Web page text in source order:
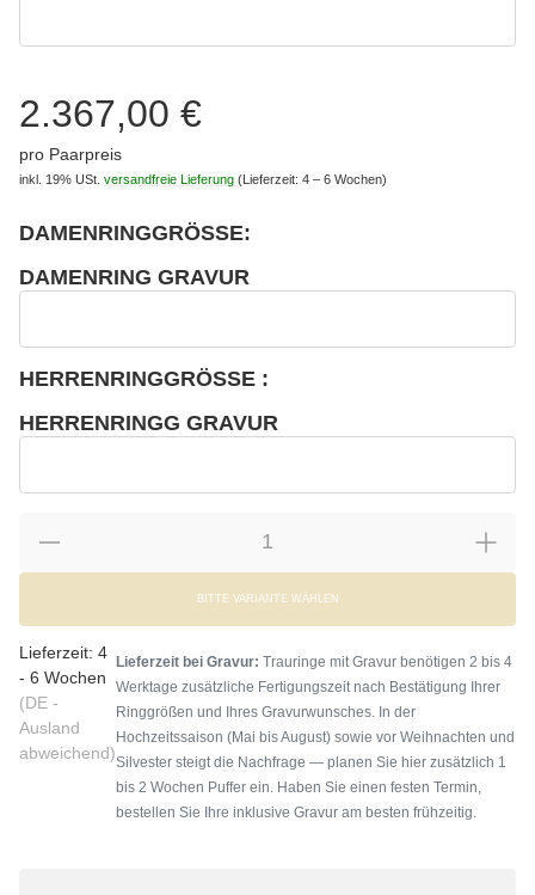
2.367,00 €
pro Paarpreis
inkl. 19% USt. versandfreie Lieferung (Lieferzeit: 4 – 6 Wochen)
DAMENRINGGRÖSSE:
DAMENRING GRAVUR
HERRENRINGGRÖSSE :
HERRENRINGG GRAVUR
BITTE VARIANTE WÄHLEN
Lieferzeit: 4
- 6 Wochen
(DE -
Ausland
abweichend)
Lieferzeit bei Gravur: Trauringe mit Gravur benötigen 2 bis 4
Werktage zusätzliche Fertigungszeit nach Bestätigung Ihrer
Ringgrößen und Ihres Gravurwunsches. In der
Hochzeitssaison (Mai bis August) sowie vor Weihnachten und
Silvester steigt die Nachfrage — planen Sie hier zusätzlich 1
bis 2 Wochen Puffer ein. Haben Sie einen festen Termin,
bestellen Sie Ihre inklusive Gravur am besten frühzeitig.